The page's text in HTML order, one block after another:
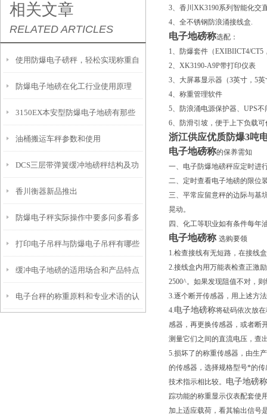
相关文章
RELATED ARTICLES
使用防爆电子磅秤，轻松实现称重自
由！
防爆电子地磅在化工行业使用原理
3150EX本安型防爆电子地磅有那些
功能特点
油桶搬运车秤参数和使用
DCS三层带弹簧缓冲地磅秤结构及功
能说明
香川衡器新品推出
防爆电子秤实际操作中要多问多看多
学！
打印电子吊秤与防爆电子吊秤有哪些
区别
缓冲电子地磅的适用场合和产品特点
电子台秤的称重原料和专业术语的认
3、香川XK3190系列智能化交
4、全不锈钢防浪涌接线盒.
电子地磅称选配：
1、防爆套件（EXIBIICT4/CT5
2、XK3190-A9P带打印仪表
3、大屏幕显示器（3英寸，5
4、称重管理软件
5、防浪涌电源保护器、UPS不
6、防滑引坡，便于上下负载
浙江供应优质防爆3吨
电子地磅称的保养需知
一、电子防爆地磅秤应定时进
二、定时查看电子地磅的限位
三、平常应留意秤的边际与基
晃动。
四、化工等职业如有条件每年
电子地磅称 选购要领
1.检查接线有无短路，在接线
2.接线盒内用万能表检查正激
2500^。如果发现阻值不对，
3.逐个断开传感器，用上述方
4.电子地磅称将砝码依次放
感器，再更换传感器，或者断
测量它们之间的直流电压，查
5.损坏了的称重传感器，由生
的传感器，选择规格型号*的
技术指示相比较。 电子地磅称
踪功能的称重显示仪表配套使
加上适应载荷，看其输出信号